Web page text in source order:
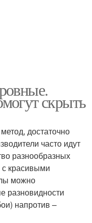
скрыть
достаточно
часто идут
разнообразных
красивыми
можно
разновидности
напротив –